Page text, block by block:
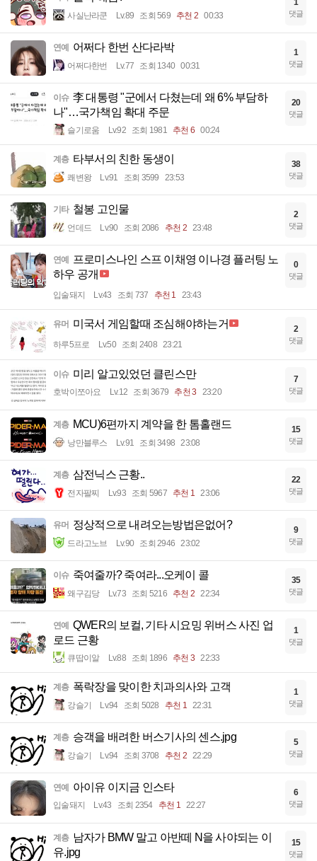
사실난라쿤 Lv.89 조회 569 추천 2 00:33
1
댓글
연예 어쩌다 한번 산다라박
어쩌다한번 Lv.77 조회 1340 00:31
1
댓글
이슈 李 대통령 "군에서 다쳤는데 왜 6% 부담하
나"…국가책임 확대 주문
슬기로움 Lv.92 조회 1981 추천 6 00:24
20
댓글
계층 타부서의 친한 동생이
쾌변왕 Lv.91 조회 3599 23:53
38
댓글
기타 철봉 고인물
언데드 Lv.90 조회 2086 추천 2 23:48
2
댓글
연예
프로미스나인 스프 이채영 이나경 플러팅 노
하우 공개
입술돼지 Lv.43 조회 737 추천 1 23:43
0
댓글
유머 미국서 게임할때 조심해야하는거
하루5프로 Lv.50 조회 2408 23:21
2
댓글
이슈 미리 알고있었던 클린스만
호박이쪼아요 Lv.12 조회 3679 추천 3 23:20
7
댓글
계층 MCU)6편까지 계약을 한 톰홀랜드
낭만블루스 Lv.91 조회 3498 23:08
15
댓글
계층 삼전닉스 근황..
전자팔찌 Lv.93 조회 5967 추천 1 23:06
22
댓글
유머 정상적으로 내려오는방법은없어?
드라고노브 Lv.90 조회 2946 23:02
9
댓글
이슈 죽여줄까? 죽여라...오케이 콜
왜구김당 Lv.73 조회 5216 추천 2 22:34
35
댓글
연예
QWER의 보컬, 기타 시요밍 위버스 사진 업
로드 근황
큐땁이알 Lv.88 조회 1896 추천 3 22:33
1
댓글
계층 폭락장을 맞이한 치과의사와 고객
강슬기 Lv.94 조회 5028 추천 1 22:31
1
댓글
계층 승객을 배려한 버스기사의 센스.jpg
강슬기 Lv.94 조회 3708 추천 2 22:29
5
댓글
연예 아이유 이지금 인스타
입술돼지 Lv.43 조회 2354 추천 1 22:27
6
댓글
계층 남자가 BMW 말고 아반떼 N을 사야되는 이
유.jpg
15
댓글